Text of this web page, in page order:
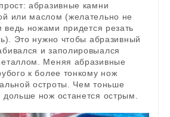
абразивные камни
или маслом (желательно не
ножами придется резать
Это нужно чтобы абразивный
и заполировыался
Меняя абразивные
к более тонкому нож
остроты. Чем тоньше
нож останется острым.